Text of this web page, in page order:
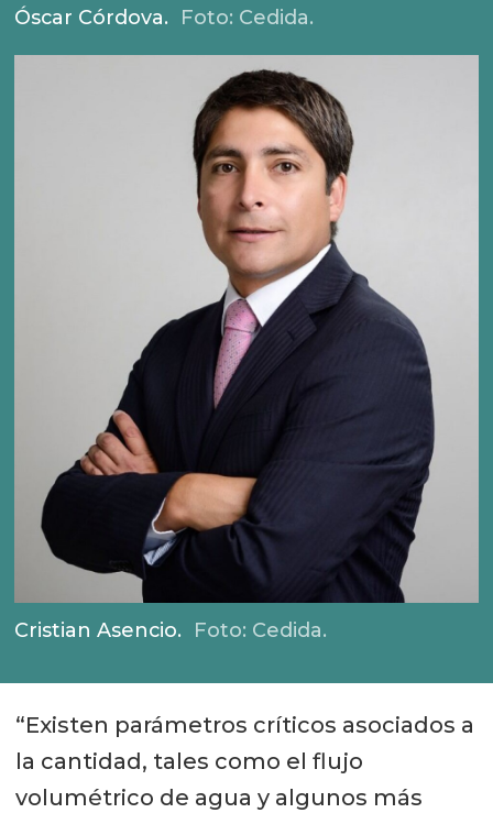
Óscar Córdova. Foto: Cedida.
Cristian Asencio. Foto: Cedida.
“Existen parámetros críticos asociados a
la cantidad, tales como el flujo
volumétrico de agua y algunos más